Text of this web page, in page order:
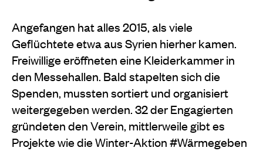
Angefangen hat alles 2015, als viele
Geflüchtete etwa aus Syrien hierher kamen.
Freiwillige eröffneten eine Kleiderkammer in
den Messehallen. Bald stapelten sich die
Spenden, mussten sortiert und organisiert
weitergegeben werden. 32 der Engagierten
gründeten den Verein, mittlerweile gibt es
Projekte wie die Winter-Aktion #Wärmegeben